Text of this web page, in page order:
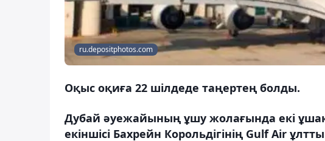
ru.depositphotos.com
Оқыс оқиға 22 шілдеде таңертең болды.
Дубай әуежайының ұшу жолағында екі
екіншісі Бахрейн Корольдігінің Gulf Air